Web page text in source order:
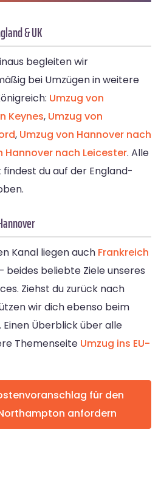
& UK
begleiten wir
bei Umzügen in weitere
Umzug von
Keynes, Umzug von
, Umzug von Hannover nach
Hannover nach Leicester. Alle
du auf der England-
Kanal liegen auch Frankreich
beides beliebte Ziele unseres
Ziehst du zurück nach
wir dich ebenso beim
Einen Überblick über alle
Themenseite Umzug ins EU-
für den
anfordern